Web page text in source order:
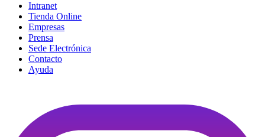
Intranet
Tienda Online
Empresas
Prensa
Sede Electrónica
Contacto
Ayuda